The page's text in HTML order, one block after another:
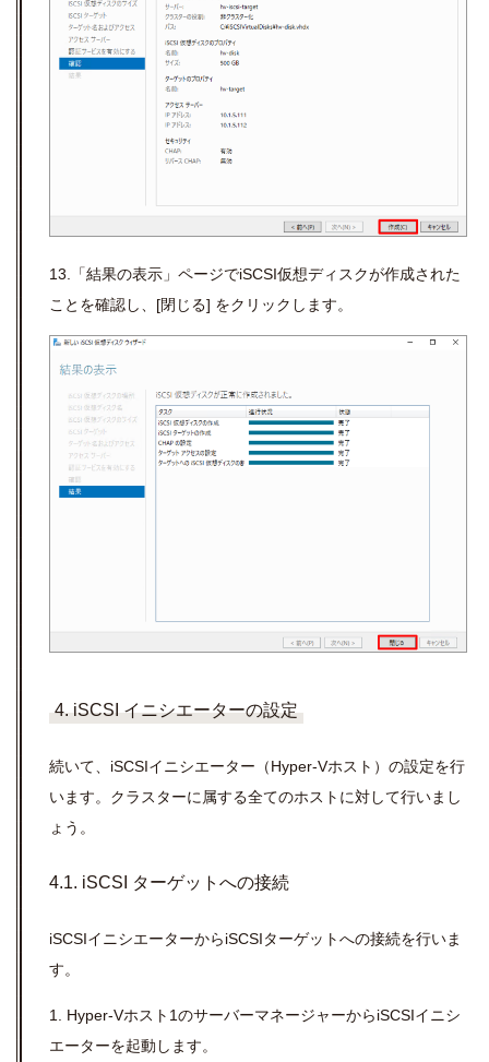
13.「結果の表示」ページでiSCSI仮想ディスクが作成された
ことを確認し、[閉じる] をクリックします。
4. iSCSI イニシエーターの設定
続いて、iSCSIイニシエーター（Hyper-Vホスト）の設定を行
います。クラスターに属する全てのホストに対して行いまし
ょう。
4.1. iSCSI ターゲットへの接続
iSCSIイニシエーターからiSCSIターゲットへの接続を行いま
す。
1. Hyper-Vホスト1のサーバーマネージャーからiSCSIイニシ
エーターを起動します。